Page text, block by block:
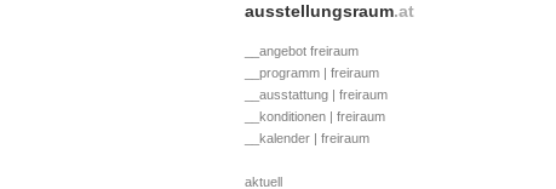
ausstellungsraum.at
__angebot freiraum
__programm | freiraum
__ausstattung | freiraum
__konditionen | freiraum
__kalender | freiraum
aktuell